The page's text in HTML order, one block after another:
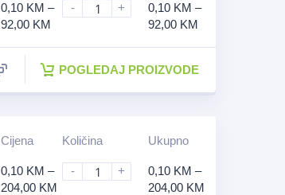
0,10 KM –
92,00 KM
- + 0,10 KM –
92,00 KM
POGLEDAJ PROIZVODE
Cijena
0,10 KM –
204,00 KM
Količina
- +
Ukupno
0,10 KM –
204,00 KM